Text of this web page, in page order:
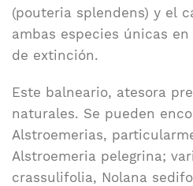
(pouteria splendens) y el
ambas especies únicas
de extinción.
Este balneario, atesora
naturales. Se pueden
Alstroemerias,
Alstroemeria pelegrina;
crassulifolia, Nolana